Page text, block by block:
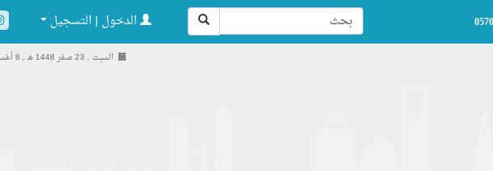
الدخول | التسجيل
السبت , 23 صفر 1448 هـ , 8 أغسطس 2026 م |